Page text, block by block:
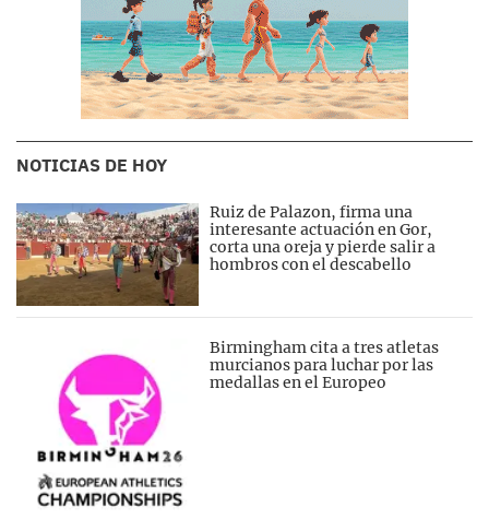
NOTICIAS DE HOY
Ruiz de Palazon, firma una
interesante actuación en Gor,
corta una oreja y pierde salir a
hombros con el descabello
Birmingham cita a tres atletas
murcianos para luchar por las
medallas en el Europeo